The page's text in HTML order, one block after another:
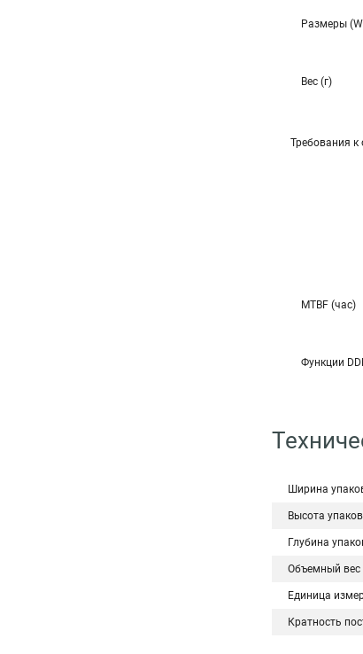
Размеры
Вес (г)
Требования
MTBF (час)
Функции
Ширина
Высота
Глубина
Объемный вес
Единица
Кратность